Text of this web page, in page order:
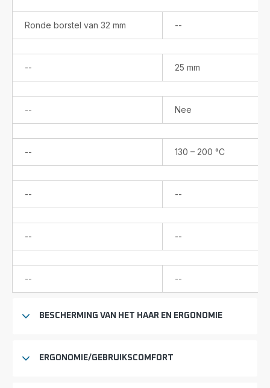
Ronde borstel van 32 mm --
verkrijgbaar
--
verkrijgbaar
25 mm
--
verkrijgbaar
Nee
--
verkrijgbaar
130 – 200 °C
--
verkrijgbaar
--
verkrijgbaar
--
verkrijgbaar
--
verkrijgbaar
--
verkrijgbaar
--
verkrijgbaar
BESCHERMING VAN HET HAAR EN ERGONOMIE
ERGONOMIE/GEBRUIKSCOMFORT